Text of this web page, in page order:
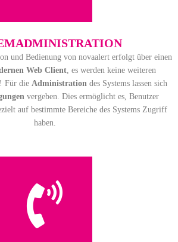
und Bedienung von novaalert erfolgt über einen
Web Client, es werden keine weiteren
Für die Administration des Systems lassen sich
vergeben. Dies ermöglicht es, Benutzer
auf bestimmte Bereiche des Systems Zugriff
haben.